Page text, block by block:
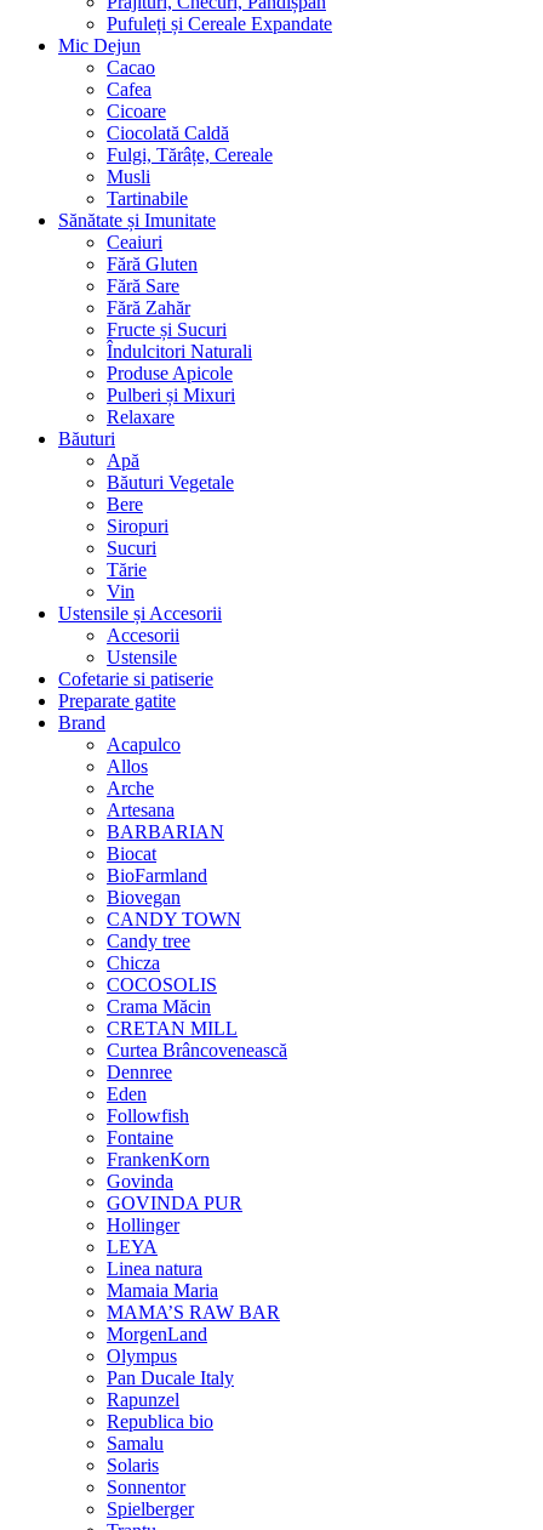
Pufuleți și Cereale Expandate
Mic Dejun
Cacao
Cafea
Cicoare
Ciocolată Caldă
Fulgi, Tărâțe, Cereale
Musli
Tartinabile
Sănătate și Imunitate
Ceaiuri
Fără Gluten
Fără Sare
Fără Zahăr
Fructe și Sucuri
Îndulcitori Naturali
Produse Apicole
Pulberi și Mixuri
Relaxare
Băuturi
Apă
Băuturi Vegetale
Bere
Siropuri
Sucuri
Tărie
Vin
Ustensile și Accesorii
Accesorii
Ustensile
Cofetarie si patiserie
Preparate gatite
Brand
Acapulco
Allos
Arche
Artesana
BARBARIAN
Biocat
BioFarmland
Biovegan
CANDY TOWN
Candy tree
Chicza
COCOSOLIS
Crama Măcin
CRETAN MILL
Curtea Brâncovenească
Dennree
Eden
Followfish
Fontaine
FrankenKorn
Govinda
GOVINDA PUR
Hollinger
LEYA
Linea natura
Mamaia Maria
MAMA’S RAW BAR
MorgenLand
Olympus
Pan Ducale Italy
Rapunzel
Republica bio
Samalu
Solaris
Sonnentor
Spielberger